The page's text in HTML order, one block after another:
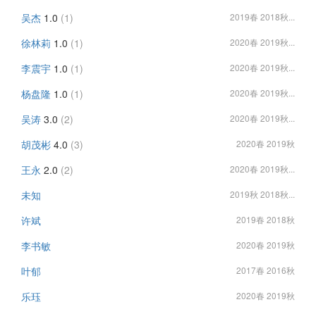
吴杰 1.0 (1) 2019春 2018秋...
徐林莉 1.0 (1) 2020春 2019秋...
李震宇 1.0 (1) 2020春 2019秋...
杨盘隆 1.0 (1) 2020春 2019秋...
吴涛 3.0 (2) 2020春 2019秋...
胡茂彬 4.0 (3) 2020春 2019秋
王永 2.0 (2) 2020春 2019秋...
未知 2019秋 2018秋...
许斌 2019春 2018秋
李书敏 2020春 2019秋
叶郁 2017春 2016秋
乐珏 2020春 2019秋